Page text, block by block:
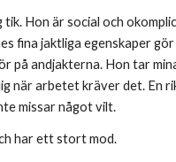
tik. Hon är social och
fina jaktliga egenskaper
på andjakterna. Hon tar
när arbetet kräver det. En
missar något vilt.
har ett stort mod.